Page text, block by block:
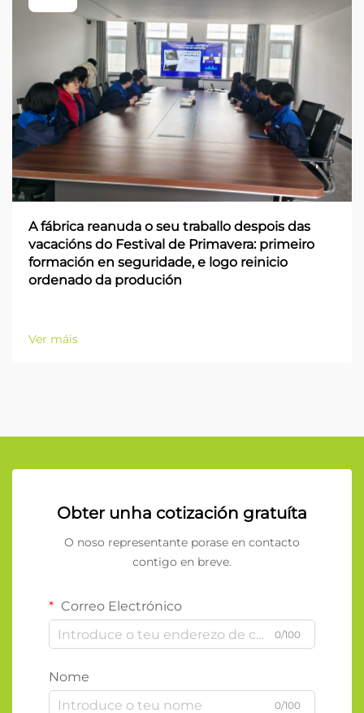
A fábrica reanuda o seu traballo despois das
vacacións do Festival de Primavera: primeiro
formación en seguridade, e logo reinicio
ordenado da produción
Ver máis
Obter unha cotización gratuíta
O noso representante porase en contacto
contigo en breve.
Correo Electrónico
0/100
Nome
0/100